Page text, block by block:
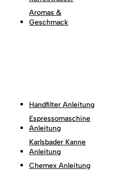
Aromas &
Geschmack
Handfilter Anleitung
Espressomaschine
Anleitung
Karlsbader Kanne
Anleitung
Chemex Anleitung